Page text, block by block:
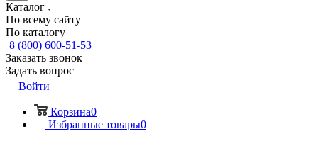
Каталог
По всему сайту
По каталогу
8 (800) 600-51-53
Заказать звонок
Задать вопрос
Войти
Корзина0
Избранные товары0